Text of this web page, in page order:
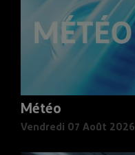
Météo
Vendredi 07 Août 2026